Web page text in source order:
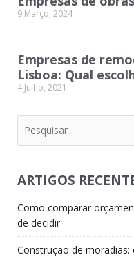
9 Março, 2024
Empresas de
Lisboa: Qual
4 Julho, 2021
ARTIGOS
Como comparar
de decidir
Construção de